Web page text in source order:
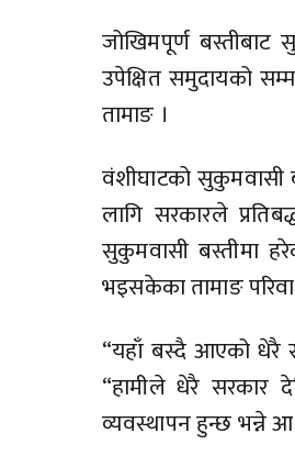
जोखिमपूर्ण बस्तीबाट
उपेक्षित समुदायको
तामाङ ।
वंशीघाटको सुकुमवासी
लागि सरकारले
सुकुमवासी बस्तीमा
भइसकेका तामाङ
“यहाँ बस्दै आएको धेरै
“हामीले धेरै सरकार
व्यवस्थापन हुन्छ भन्ने